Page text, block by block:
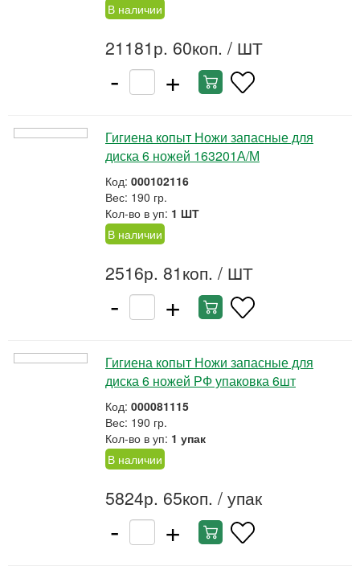
В наличии
21181р. 60коп. / ШТ
- +
Гигиена копыт Ножи запасные для
диска 6 ножей 163201А/М
Код: 000102116
Вес: 190 гр.
Кол-во в уп: 1 ШТ
В наличии
2516р. 81коп. / ШТ
- +
Гигиена копыт Ножи запасные для
диска 6 ножей РФ упаковка 6шт
Код: 000081115
Вес: 190 гр.
Кол-во в уп: 1 упак
В наличии
5824р. 65коп. / упак
- +